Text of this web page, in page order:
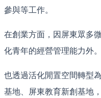
參與等工作。
在創業方面，因屏東眾多
化青年的經營管理能力外。
也透過活化閒置空間轉型
基地、屏東教育新創基地